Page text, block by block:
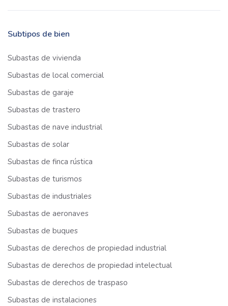
Subtipos de bien
Subastas de vivienda
Subastas de local comercial
Subastas de garaje
Subastas de trastero
Subastas de nave industrial
Subastas de solar
Subastas de finca rústica
Subastas de turismos
Subastas de industriales
Subastas de aeronaves
Subastas de buques
Subastas de derechos de propiedad industrial
Subastas de derechos de propiedad intelectual
Subastas de derechos de traspaso
Subastas de instalaciones